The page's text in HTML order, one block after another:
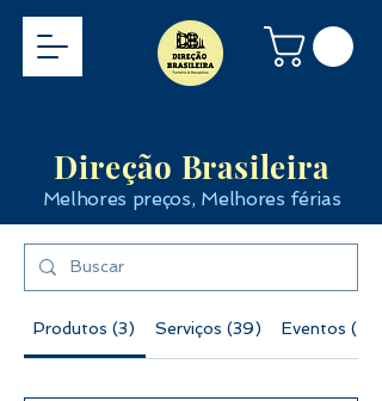
Direção Brasileira
Melhores preços, Melhores férias
Produtos (3) Serviços (39) Eventos (2)